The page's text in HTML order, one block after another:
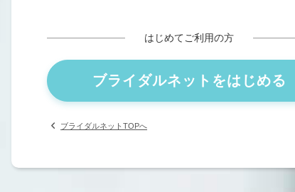
はじめてご利用の方
ブライダルネットをはじめる
ブライダルネットTOPへ